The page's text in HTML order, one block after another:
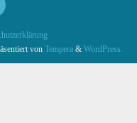
von Tempera & WordPress.